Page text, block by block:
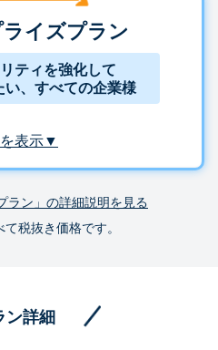
イズプラン
ティを強化して
、すべての企業様
表示▼
ラン」の詳細説明を見る
税抜き価格です。
ン詳細